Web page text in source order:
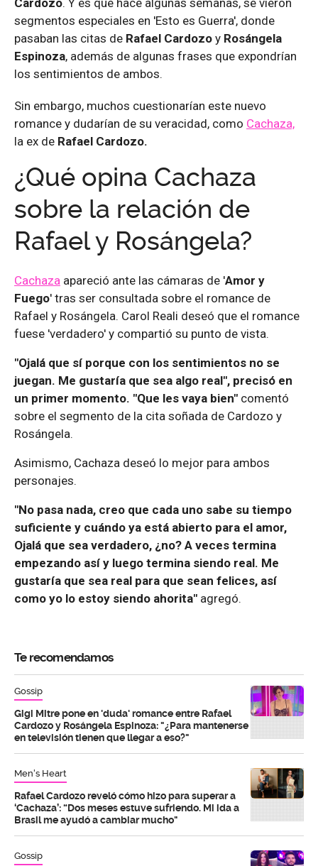
Cardozo. Y es que hace algunas semanas, se vieron
segmentos especiales en 'Esto es Guerra', donde
pasaban las citas de Rafael Cardozo y Rosángela
Espinoza, además de algunas frases que expondrían
los sentimientos de ambos.
Sin embargo, muchos cuestionarían este nuevo
romance y dudarían de su veracidad, como Cachaza,
la ex de Rafael Cardozo.
¿Qué opina Cachaza
sobre la relación de
Rafael y Rosángela?
Cachaza apareció ante las cámaras de 'Amor y
Fuego' tras ser consultada sobre el romance de
Rafael y Rosángela. Carol Reali deseó que el romance
fuese 'verdadero' y compartió su punto de vista.
"Ojalá que sí porque con los sentimientos no se
juegan. Me gustaría que sea algo real", precisó en
un primer momento. "Que les vaya bien" comentó
sobre el segmento de la cita soñada de Cardozo y
Rosángela.
Asimismo, Cachaza deseó lo mejor para ambos
personajes.
"No pasa nada, creo que cada uno sabe su tiempo
suficiente y cuándo ya está abierto para el amor,
Ojalá que sea verdadero, ¿no? A veces termina
empezando así y luego termina siendo real. Me
gustaría que sea real para que sean felices, así
como yo lo estoy siendo ahorita" agregó.
Te recomendamos
Gossip
Gigi Mitre pone en 'duda' romance entre Rafael
Cardozo y Rosángela Espinoza: "¿Para mantenerse
en televisión tienen que llegar a eso?"
Men's Heart
Rafael Cardozo reveló cómo hizo para superar a
‘Cachaza’: “Dos meses estuve sufriendo. Mi ida a
Brasil me ayudó a cambiar mucho"
Gossip